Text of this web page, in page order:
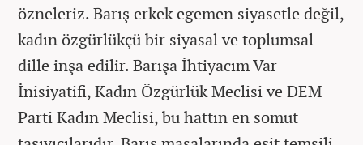
özneleriz. Barış erkek egemen siyasetle değil,
kadın özgürlükçü bir siyasal ve toplumsal
dille inşa edilir. Barışa İhtiyacım Var
İnisiyatifi, Kadın Özgürlük Meclisi ve DEM
Parti Kadın Meclisi, bu hattın en somut